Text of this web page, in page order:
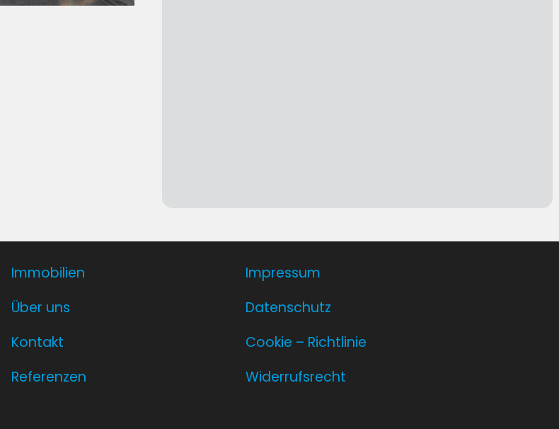
Immobilien
Über uns
Kontakt
Referenzen
Impressum
Datenschutz
Cookie – Richtlinie
Widerrufsrecht